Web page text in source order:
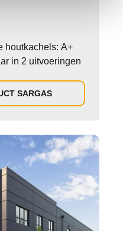
houtkachels: A+
in 2 uitvoeringen
SARGAS